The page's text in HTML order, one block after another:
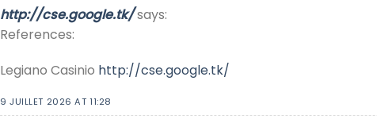
http://cse.google.tk/says:
References:
Legiano Casinio http://cse.google.tk/
9 JUILLET 2026 AT 11:28